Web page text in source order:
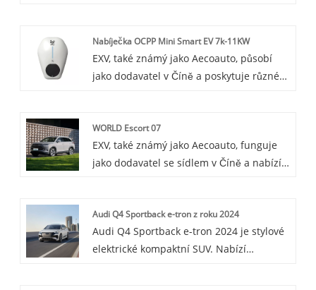
oblíbené pro svůj stylový design a
praktické vlastnosti.
Nabíječka OCPP Mini Smart EV 7k-11KW
EXV, také známý jako Aecoauto, působí
jako dodavatel v Číně a poskytuje různé
OCPP Mini Smart EV Charger. 7k-11KW
OCPP Mini Smart EV Charger je ideální
pro domácí a komerční použití díky své
WORLD Escort 07
EXV, také známý jako Aecoauto, funguje
jako dodavatel se sídlem v Číně a nabízí
Audi Q4 Sportback e-tron z roku 2024
Audi Q4 Sportback e-tron 2024 je stylové
elektrické kompaktní SUV. Nabízí